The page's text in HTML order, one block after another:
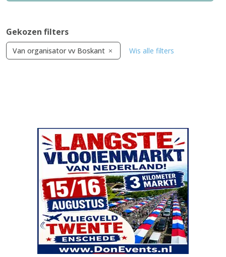
Gekozen filters
Van organisator vv Boskant Wis alle filters